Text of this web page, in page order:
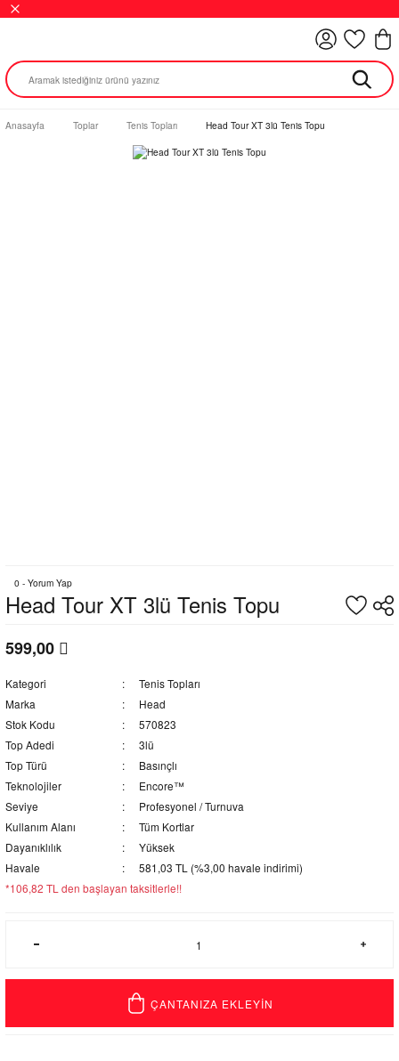
Anasayfa Toplar Tenis Topları Head Tour XT 3lü Tenis Topu
0 - Yorum Yap
Head Tour XT 3lü Tenis Topu
599,00
Kategori
Tenis Topları
Marka
Head
Stok Kodu
570823
Top Adedi
3lü
Top Türü
Basınçlı
Teknolojiler
Encore™
Seviye
Profesyonel / Turnuva
Kullanım Alanı
Tüm Kortlar
Dayanıklılık
Yüksek
Havale
581,03 TL (%3,00 havale indirimi)
*106,82 TL den başlayan taksitlerle!!
ÇANTANIZA EKLEYİN